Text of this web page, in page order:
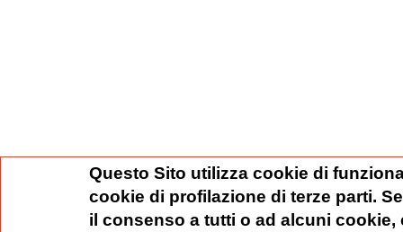
Questo Sito utilizza cookie di
cookie di profilazione di terze parti.
il consenso a tutti o ad alcuni